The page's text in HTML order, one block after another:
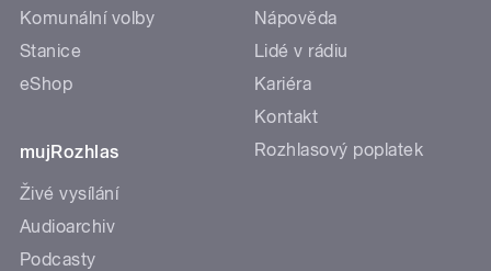
Komunální volby
Stanice
eShop
mujRozhlas
Živé vysílání
Audioarchiv
Podcasty
Nápověda
Lidé v rádiu
Kariéra
Kontakt
Rozhlasový poplatek